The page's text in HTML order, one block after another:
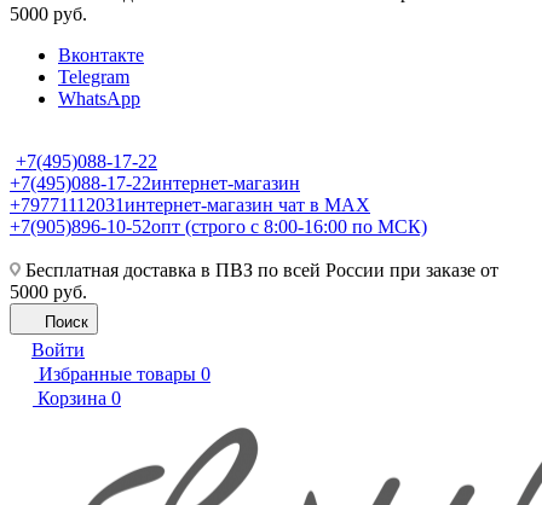
5000 руб.
Вконтакте
Telegram
WhatsApp
+7(495)088-17-22
+7(495)088-17-22интернет-магазин
+79771112031интернет-магазин чат в MAX
+7(905)896-10-52опт (строго с 8:00-16:00 по МСК)
Бесплатная доставка в ПВЗ по всей России при заказе от
5000 руб.
Поиск
Войти
Избранные товары 0
Корзина 0